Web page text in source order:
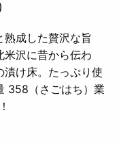
熟成した贅沢な旨
米沢に昔から伝わ
漬け床。たっぷり使
358（さごはち）業